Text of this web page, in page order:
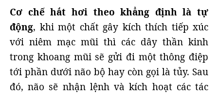
Cơ chế hắt hơi theo khẳng định là tự
động, khi một chất gây kích thích tiếp xúc
với niêm mạc mũi thì các dây thần kinh
trong khoang mũi sẽ gửi đi một thông điệp
tới phần dưới não bộ hay còn gọi là tủy. Sau
đó, não sẽ nhận lệnh và kích hoạt các tác